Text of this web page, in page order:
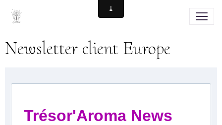
Newsletter client Europe
Trésor'Aroma News